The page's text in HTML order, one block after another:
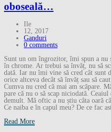
oboseală…
Ile
12, 2017
Ganduri
0 comments
Sunt un om îngrozitor, îmi spun a nu
în chrome. Ar trebui sa învăț, nu să
dată. Iar nu îmi vine să cred cât sunt
orice altceva decât să învăț sau să
Cumva nu cred că mai am scăpare.
pare că nu o să scap niciodată.
demult. Mă oftic a nu știu câta oară
Ce naiba e în capul meu? De ce fac
Read More